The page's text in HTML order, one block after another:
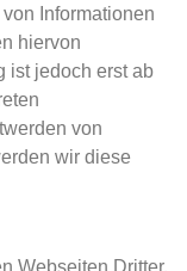
Informationen
hiervon
ist jedoch erst ab
von
wir diese
Webseiten Dritter,